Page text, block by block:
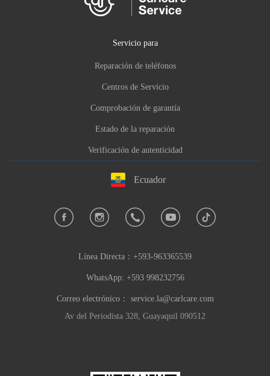
CarlCare Service Center GYE
Av. Del Periodista 328, Guayaquil 090512 |
Hours:Weekday Hours
Brand: Infinix,TECNO,itel
Información sobre el error en los comentarios
Servicio para
Reparación de teléfonos
Centros de Servicio
Comprobación de garantía
Estado de la reparación
Verificación de autenticidad
Ecuador
Línea Directa： +593-963365539
WhatsApp: +593 998232756
Correo electrónico： service.la@carlcare.com
Av del Periodista 328, Guayaquil 090512